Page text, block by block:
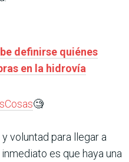
definirse quiénes
en la hidrovía
🧐
voluntad para llegar a
es que haya una